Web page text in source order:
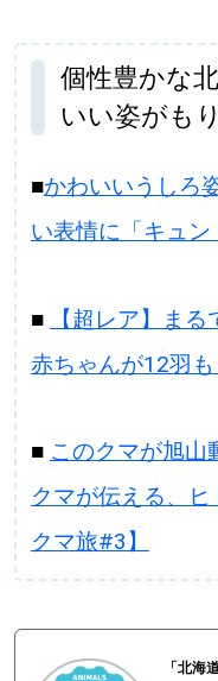
個性豊かな
いい姿がも
■かわいいうしろ
い表情に「キュン
■
【超レア】ま
赤ちゃんが12羽も
■ このクマが旭山
クマが伝える、ヒ
クマ旅#3】
「北海